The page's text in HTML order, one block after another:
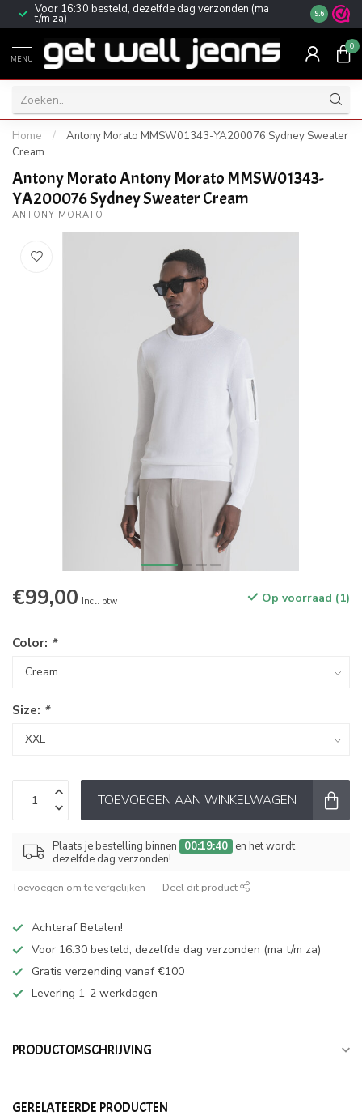
Voor 16:30 besteld, dezelfde dag verzonden (ma
t/m za) Gratis
9.6
MENU
0
Home /
Antony Morato MMSW01343-YA200076 Sydney Sweater
Cream
Antony Morato Antony Morato MMSW01343-
YA200076 Sydney Sweater Cream
ANTONY MORATO
€99,00 Incl. btw Op voorraad (1)
Color: *
Size: *
TOEVOEGEN AAN WINKELWAGEN
Plaats je bestelling binnen 00:19:40 en het wordt
dezelfde dag verzonden!
Toevoegen om te vergelijken Deel dit product
Achteraf Betalen!
Voor 16:30 besteld, dezelfde dag verzonden (ma t/m za)
Gratis verzending vanaf €100
Levering 1-2 werkdagen
PRODUCTOMSCHRIJVING
GERELATEERDE PRODUCTEN